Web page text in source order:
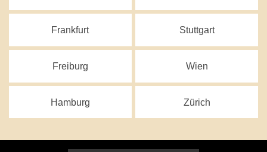
Frankfurt
Freiburg
Hamburg
Stuttgart
Wien
Zürich